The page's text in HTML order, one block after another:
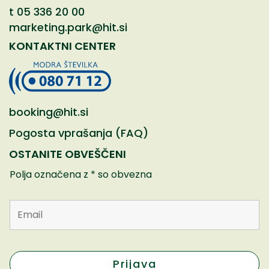
t 05 336 20 00
marketing.park@hit.si
KONTAKTNI CENTER
booking@hit.si
Pogosta vprašanja (FAQ)
OSTANITE OBVEŠČENI
Polja označena z * so obvezna